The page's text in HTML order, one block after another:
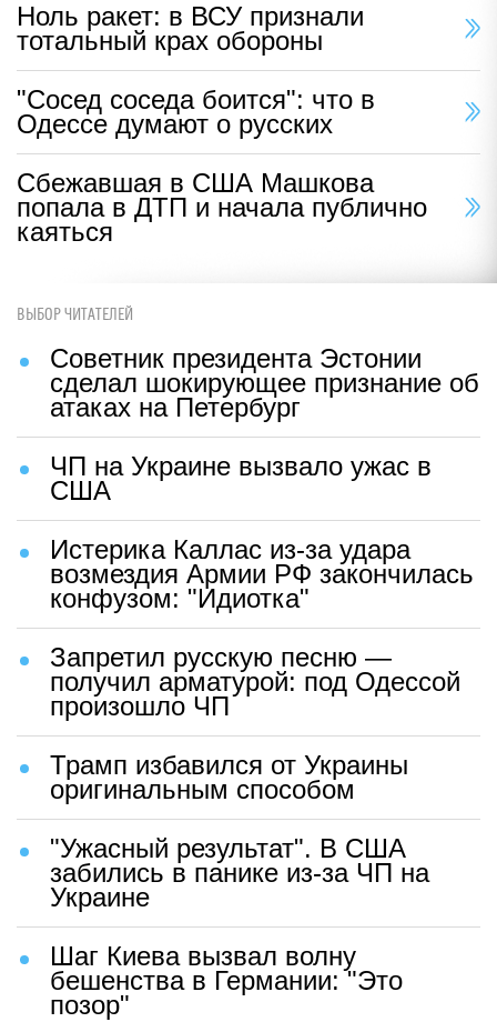
Ноль ракет: в ВСУ признали
тотальный крах обороны
"Сосед соседа боится": что в
Одессе думают о русских
Сбежавшая в США Машкова
попала в ДТП и начала публично
каяться
ВЫБОР ЧИТАТЕЛЕЙ
Советник президента Эстонии
сделал шокирующее признание об
атаках на Петербург
ЧП на Украине вызвало ужас в
США
Истерика Каллас из-за удара
возмездия Армии РФ закончилась
конфузом: "Идиотка"
Запретил русскую песню —
получил арматурой: под Одессой
произошло ЧП
Трамп избавился от Украины
оригинальным способом
"Ужасный результат". В США
забились в панике из-за ЧП на
Украине
Шаг Киева вызвал волну
бешенства в Германии: "Это
позор"